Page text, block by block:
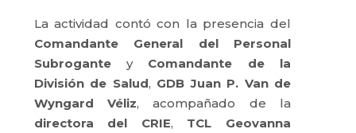
La actividad contó con la presencia del
Comandante General del Personal
Subrogantey Comandante de la
División de Salud, GDB Juan P. Van de
Wyngard Véliz, acompañado de la
directora del CRIE, TCL Geovanna